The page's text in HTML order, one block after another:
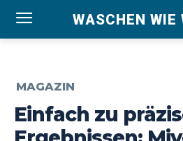
WASCHEN WIE
MAGAZIN
Einfach zu